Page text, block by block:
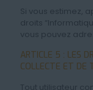
Si vous estimez,
droits
vous pouvez
ARTICLE 5 : LES
COLLECTE ET DE
Tout utilisateur